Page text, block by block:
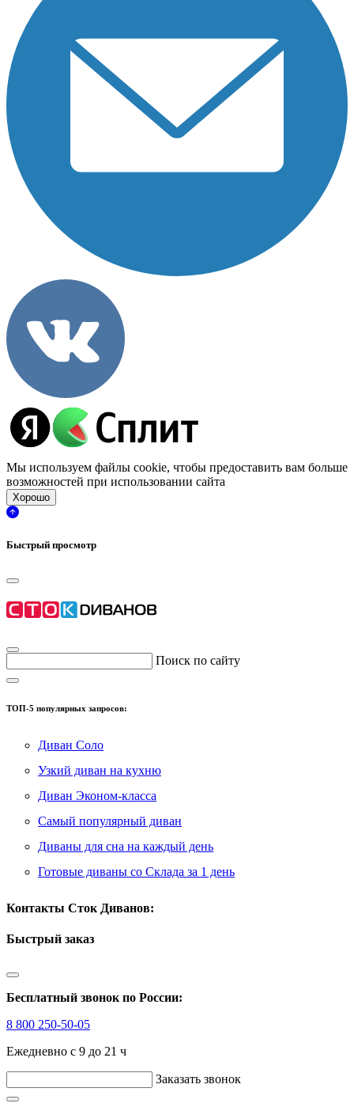
Мы используем файлы cookie, чтобы предоставить вам больше
возможностей при использовании сайта
Хорошо
Быстрый просмотр
Поиск по сайту
ТОП-5 популярных запросов:
Диван Соло
Узкий диван на кухню
Диван Эконом-класса
Самый популярный диван
Диваны для сна на каждый день
Готовые диваны со Склада за 1 день
Контакты Сток Диванов:
Быстрый заказ
Бесплатный звонок по России:
8 800 250-50-05
Ежедневно с 9 до 21 ч
Заказать звонок